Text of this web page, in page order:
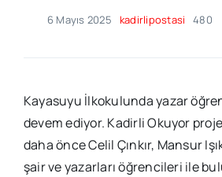
6 Mayıs 2025 kadirlipostasi 480
Kayasuyu İlkokulunda yazar
devem ediyor. Kadirli Okuyor
daha önce Celil Çınkır, Mansur
şair ve yazarları öğrencileri ile